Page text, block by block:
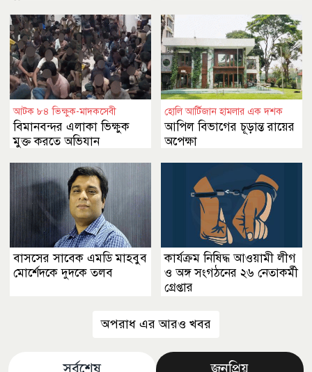
আটক ৮৪ ভিক্ষুক-মাদকসেবী
বিমানবন্দর এলাকা ভিক্ষুক
মুক্ত করতে অভিযান
হোলি আর্টিজান হামলার এক দশক
আপিল বিভাগের চূড়ান্ত রায়ের
অপেক্ষা
বাসসের সাবেক এমডি মাহবুব
মোর্শেদকে দুদকে তলব
কার্যক্রম নিষিদ্ধ আওয়ামী লীগ
ও অঙ্গ সংগঠনের ২৬ নেতাকর্মী
গ্রেপ্তার
অপরাধ এর আরও খবর